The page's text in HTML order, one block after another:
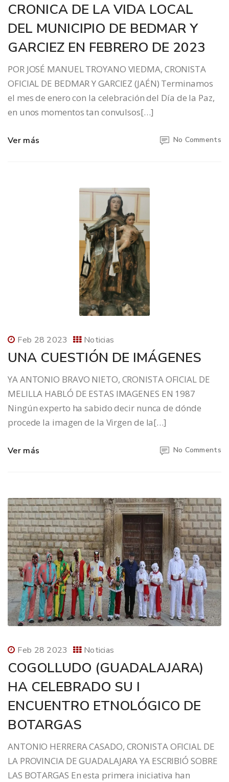
CRONICA DE LA VIDA LOCAL
DEL MUNICIPIO DE BEDMAR Y
GARCIEZ EN FEBRERO DE 2023
POR JOSÉ MANUEL TROYANO VIEDMA, CRONISTA
OFICIAL DE BEDMAR Y GARCIEZ (JAÉN) Terminamos
el mes de enero con la celebración del Día de la Paz,
en unos momentos tan convulsos[…]
Ver más No Comments
Feb 28 2023 Noticias
UNA CUESTIÓN DE IMÁGENES
YA ANTONIO BRAVO NIETO, CRONISTA OFICIAL DE
MELILLA HABLÓ DE ESTAS IMAGENES EN 1987
Ningún experto ha sabido decir nunca de dónde
procede la imagen de la Virgen de la[…]
Ver más No Comments
Feb 28 2023 Noticias
COGOLLUDO (GUADALAJARA)
HA CELEBRADO SU I
ENCUENTRO ETNOLÓGICO DE
BOTARGAS
ANTONIO HERRERA CASADO, CRONISTA OFICIAL DE
LA PROVINCIA DE GUADALAJARA YA ESCRIBIÓ SOBRE
LAS BOTARGAS En esta primera iniciativa han